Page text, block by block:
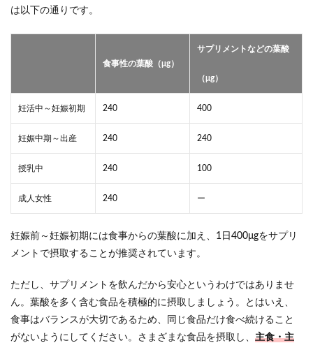
は以下の通りです。
食事性の葉酸（μg）
サプリメントなどの葉酸
（μg）
妊活中～妊娠初期 240 400
妊娠中期～出産 240 240
授乳中 240 100
成人女性 240 ー
妊娠前～妊娠初期には食事からの葉酸に加え、1日400μgをサプリ
メントで摂取することが推奨されています。
ただし、サプリメントを飲んだから安心というわけではありませ
ん。葉酸を多く含む食品を積極的に摂取しましょう。とはいえ、
食事はバランスが大切であるため、同じ食品だけ食べ続けること
がないようにしてください。さまざまな食品を摂取し、 主食・主